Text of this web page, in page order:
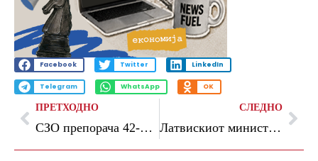
Facebook Twitter LinkedIn
Telegram WhatsApp OK
ПРЕТХОДНО
СЗО препорача 42-дневен карантин за патниците од крузерот каде изби епидемија на хантавирус
СЛЕДНО
Латвискиот министер за одбрана поднесе оставка откако украински дронови ненамерно погодиле складишта со нафта во Латвија